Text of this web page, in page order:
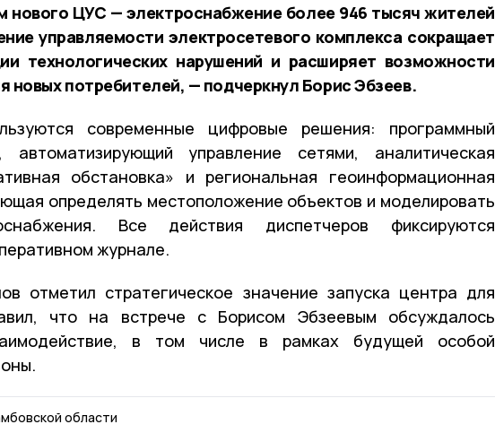
нового ЦУС — электроснабжение более 946 тысяч жителей
управляемости электросетевого комплекса сокращает
технологических нарушений и расширяет возможности
новых потребителей, — подчеркнул Борис Эбзеев.
современные цифровые решения: программный
автоматизирующий управление сетями, аналитическая
обстановка» и региональная геоинформационная
определять местоположение объектов и моделировать
Все действия диспетчеров фиксируются
журнале.
отметил стратегическое значение запуска центра для
что на встрече с Борисом Эбзеевым обсуждалось
в том числе в рамках будущей особой
области